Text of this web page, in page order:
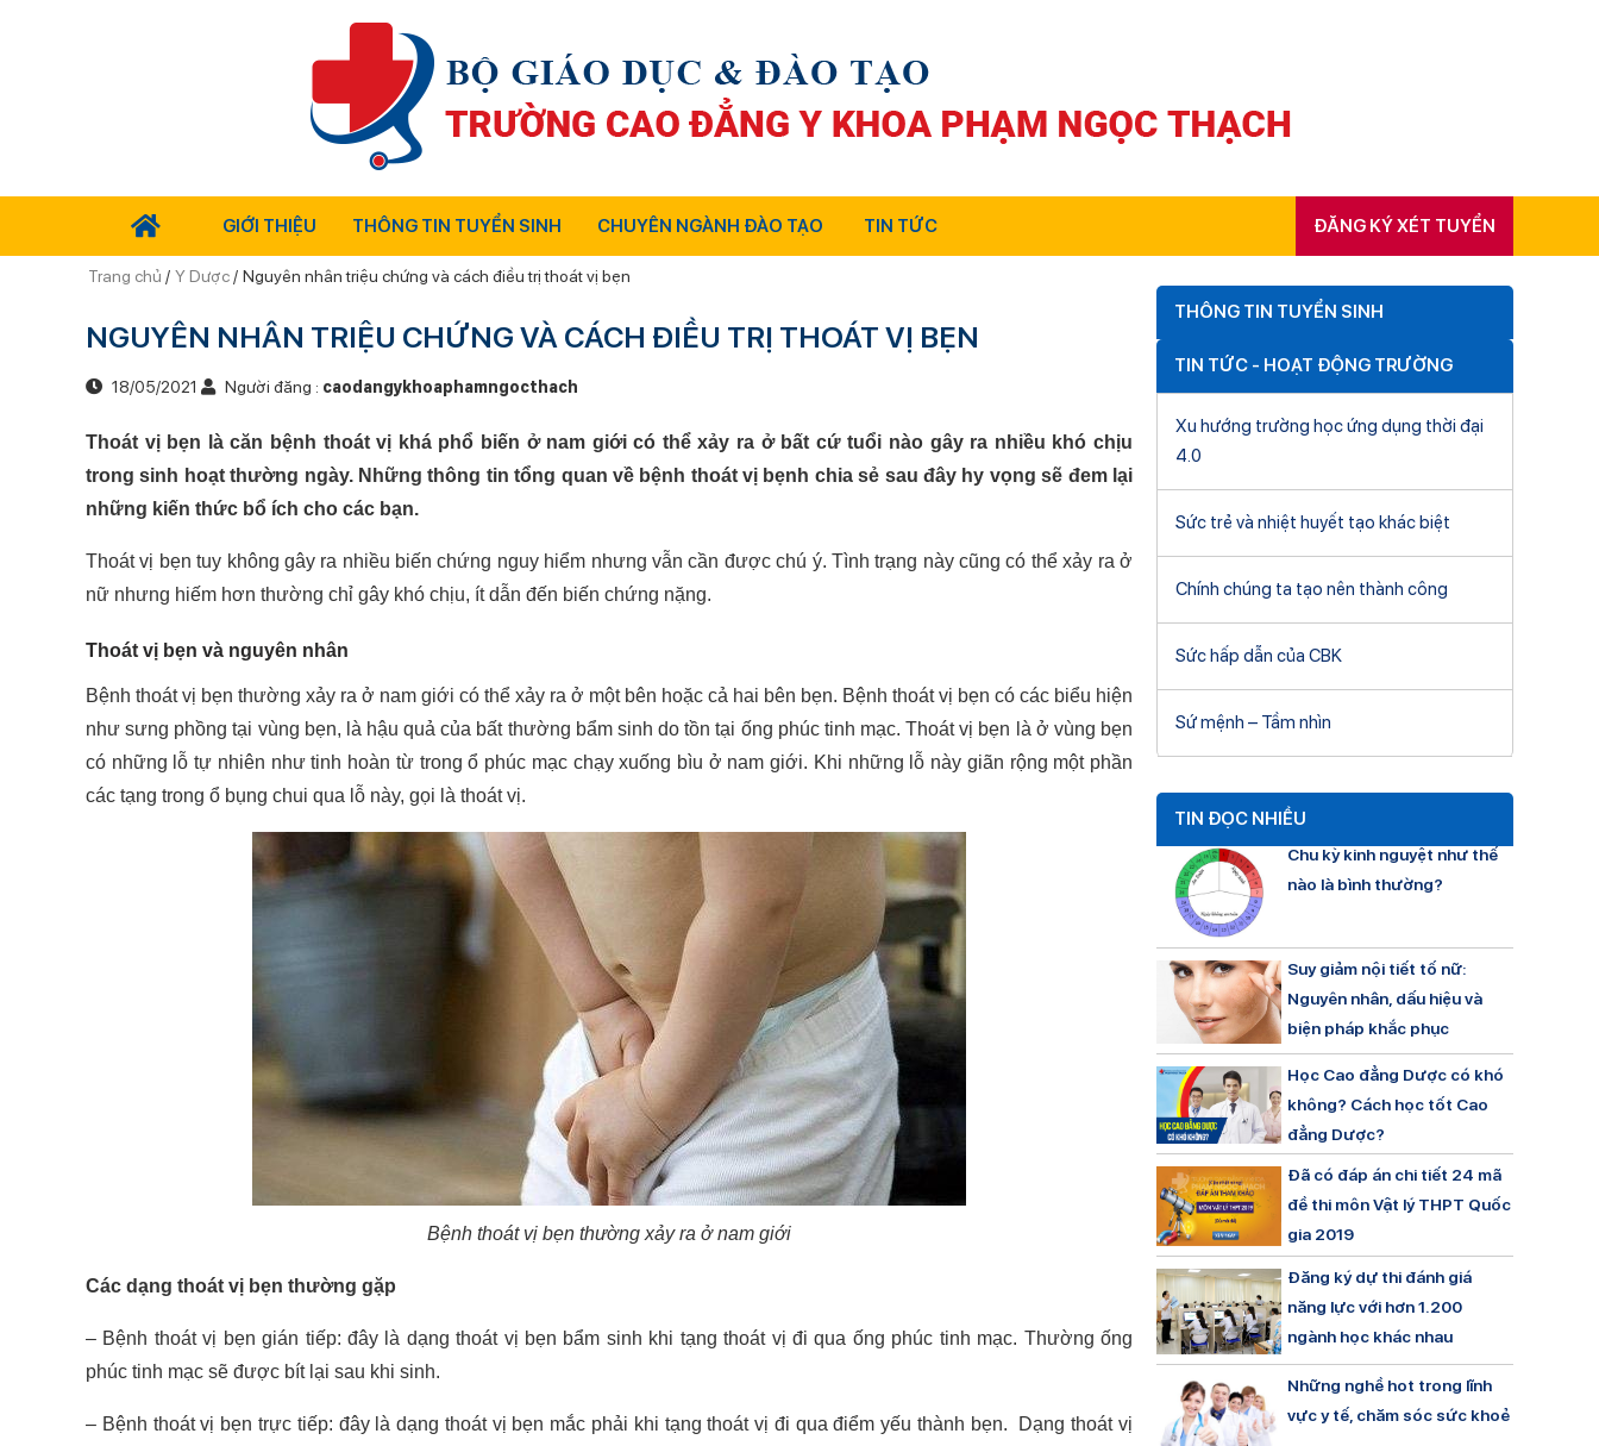
GIỚI THIỆU THÔNG TIN TUYỂN SINH CHUYÊN NGÀNH ĐÀO TẠO TIN TỨC ĐĂNG KÝ XÉT TUYỂN
Trang chủ / Y Dược/ Nguyên nhân triệu chứng và cách điều trị thoát vị bẹn
NGUYÊN NHÂN TRIỆU CHỨNG VÀ CÁCH ĐIỀU TRỊ THOÁT VỊ BẸN
18/05/2021 Người đăng : caodangykhoaphamngocthach
Thoát vị bẹn là căn bệnh thoát vị khá phổ biến ở nam giới có thể xảy ra ở bất cứ tuổi nào gây ra nhiều khó chịu
trong sinh hoạt thường ngày. Những thông tin tổng quan về bệnh thoát vị bẹnh chia sẻ sau đây hy vọng sẽ đem lại
những kiến thức bổ ích cho các bạn.
Thoát vị bẹn tuy không gây ra nhiều biến chứng nguy hiểm nhưng vẫn cần được chú ý. Tình trạng này cũng có thể xảy ra ở
nữ nhưng hiếm hơn thường chỉ gây khó chịu, ít dẫn đến biến chứng nặng.
Thoát vị bẹn và nguyên nhân
Bệnh thoát vị bẹn thường xảy ra ở nam giới có thể xảy ra ở một bên hoặc cả hai bên bẹn. Bệnh thoát vị bẹn có các biểu hiện
như sưng phồng tại vùng bẹn, là hậu quả của bất thường bẩm sinh do tồn tại ống phúc tinh mạc. Thoát vị bẹn là ở vùng bẹn
có những lỗ tự nhiên như tinh hoàn từ trong ổ phúc mạc chạy xuống bìu ở nam giới. Khi những lỗ này giãn rộng một phần
các tạng trong ổ bụng chui qua lỗ này, gọi là thoát vị.
Bệnh thoát vị bẹn thường xảy ra ở nam giới
Các dạng thoát vị bẹn thường gặp
– Bệnh thoát vị bẹn gián tiếp: đây là dạng thoát vị bẹn bẩm sinh khi tạng thoát vị đi qua ống phúc tinh mạc. Thường ống
phúc tinh mạc sẽ được bít lại sau khi sinh.
– Bệnh thoát vị bẹn trực tiếp: đây là dạng thoát vị bẹn mắc phải khi tạng thoát vị đi qua điểm yếu thành bẹn. Dạng thoát vị
THÔNG TIN TUYỂN SINH
TIN TỨC - HOẠT ĐỘNG TRƯỜNG
Xu hướng trường học ứng dụng thời đại
4.0
Sức trẻ và nhiệt huyết tạo khác biệt
Chính chúng ta tạo nên thành công
Sức hấp dẫn của CBK
Sứ mệnh – Tầm nhìn
TIN ĐỌC NHIỀU
Chu kỳ kinh nguyệt như thế
nào là bình thường?
Suy giảm nội tiết tố nữ:
Nguyên nhân, dấu hiệu và
biện pháp khắc phục
Học Cao đẳng Dược có khó
không? Cách học tốt Cao
đẳng Dược?
Đã có đáp án chi tiết 24 mã
đề thi môn Vật lý THPT Quốc
gia 2019
Đăng ký dự thi đánh giá
năng lực với hơn 1.200
ngành học khác nhau
Những nghề hot trong lĩnh
vực y tế, chăm sóc sức khoẻ